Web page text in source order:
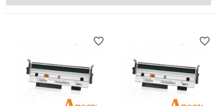
Tüm marka model, Barkod Etiket Yazıcıları için♦ Teknik Servis
Hizmeti ♦vermekteyiz.
favorite_border favorite_border